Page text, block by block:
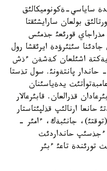
ساياسي-ةكونوميكالئق
بولعان سارايشئقتا
قورئعئ جذمئس
سئثئرؤدة ايرئقشا رول
جئلئ قئركذيةكتة اشئلعان كةشةن ءذش
حاندار پانتةونئ. سول تذستا
يدةياسئنان
قذرالعان. قابئرعالار
حانعا ارنالئپ قذلپئتاستار
جانئبةك، ءامئر -
حانداردئث
تورئندة تاعئ ءبئر